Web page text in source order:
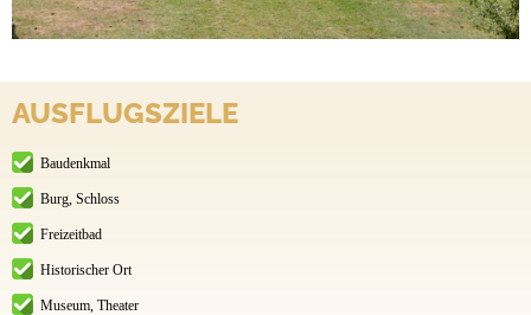
AUSFLUGSZIELE
Baudenkmal
Burg, Schloss
Freizeitbad
Historischer Ort
Museum, Theater